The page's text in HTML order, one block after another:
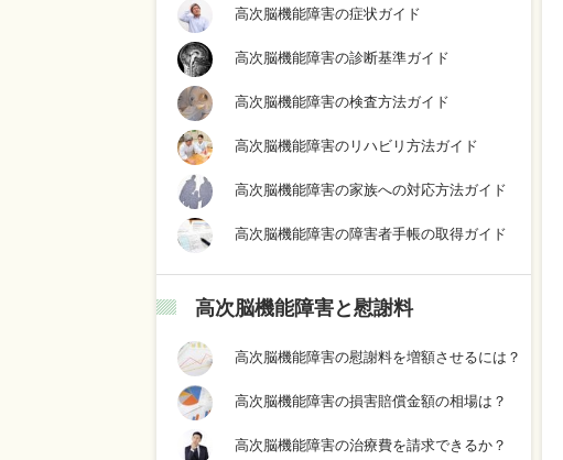
高次脳機能障害の症状ガイド
高次脳機能障害の診断基準ガイド
高次脳機能障害の検査方法ガイド
高次脳機能障害のリハビリ方法ガイド
高次脳機能障害の家族への対応方法ガイド
高次脳機能障害の障害者手帳の取得ガイド
高次脳機能障害と慰謝料
高次脳機能障害の慰謝料を増額させるには？
高次脳機能障害の損害賠償金額の相場は？
高次脳機能障害の治療費を請求できるか？